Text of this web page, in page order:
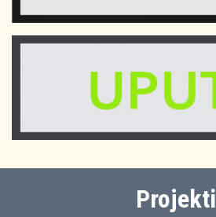
Projekti